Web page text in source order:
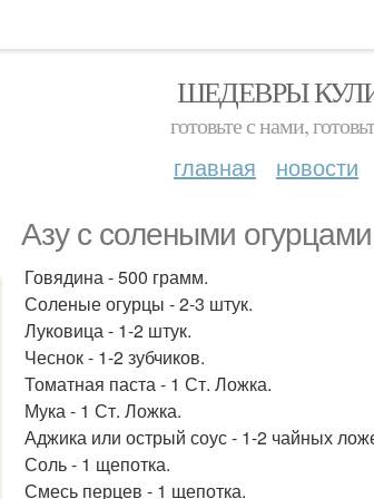
ШЕДЕВРЫ
готовьте с нами,
главная новости
Азу с солеными
Говядина - 500 грамм.
Соленые огурцы - 2-3 штук.
Луковица - 1-2 штук.
Чеснок - 1-2 зубчиков.
Томатная паста - 1 Ст. Ложка.
Мука - 1 Ст. Ложка.
Аджика или острый соус - 1-2 чайных
Соль - 1 щепотка.
Смесь перцев - 1 щепотка.